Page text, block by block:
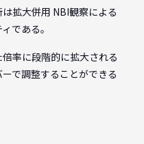
拡大併用 NBI観察による
である。
率に段階的に拡大される
で調整することができる